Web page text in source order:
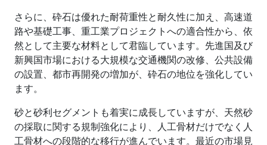
さらに、砕石は優れた耐荷重性と耐久性に加え、高速道
路や基礎工事、重工業プロジェクトへの適合性から、依
然として主要な材料として君臨しています。先進国及び
新興国市場における大規模な交通機関の改修、公共設備
の設置、都市再開発の増加が、砕石の地位を強化してい
ます。
砂と砂利セグメントも着実に成長していますが、天然砂
の採取に関する規制強化により、人工骨材だけでなく人
工骨材への段階的な移行が進んでいます。最近の市場見